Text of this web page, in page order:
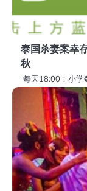
泰国杀妻案幸
秋
每天18:00：小学